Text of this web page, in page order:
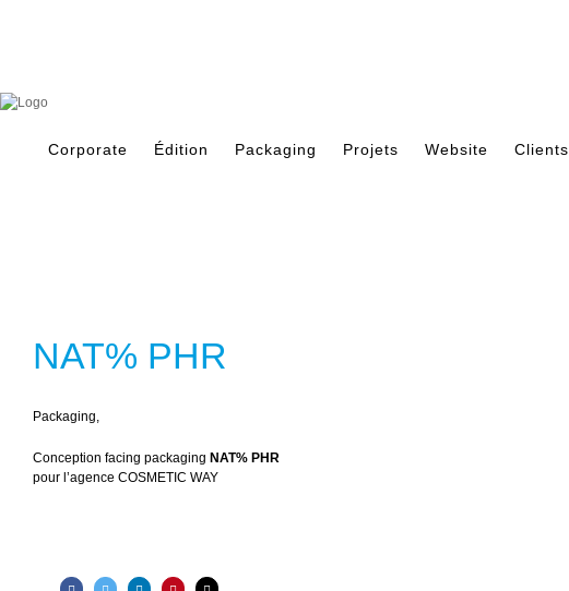
Corporate Édition Packaging Projets Website Clients
NAT% PHR
Packaging
Conception facing packaging NAT% PHR
pour l’agence COSMETIC WAY